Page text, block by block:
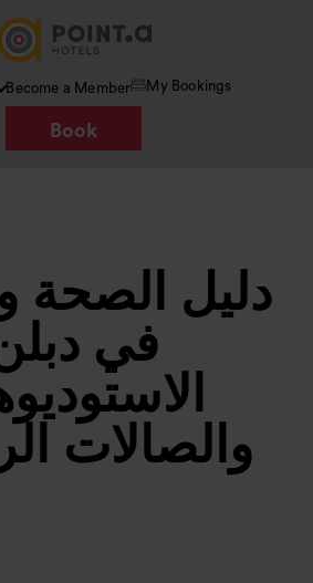
Become a Member My Bookings
Book
دليل الصحة
في
والصالات